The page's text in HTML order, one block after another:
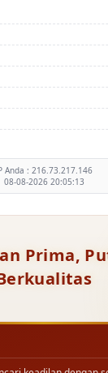
Anda : 216.73.217.146
08-08-2026 20:05:13
Prima,